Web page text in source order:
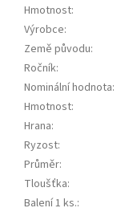
Hmotnost:
Výrobce:
Země původu:
Ročník:
Nominální hodnota:
Hmotnost:
Hrana:
Ryzost:
Průměr:
Tloušťka:
Balení 1 ks.: